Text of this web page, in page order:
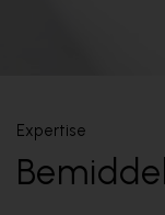
Expertise